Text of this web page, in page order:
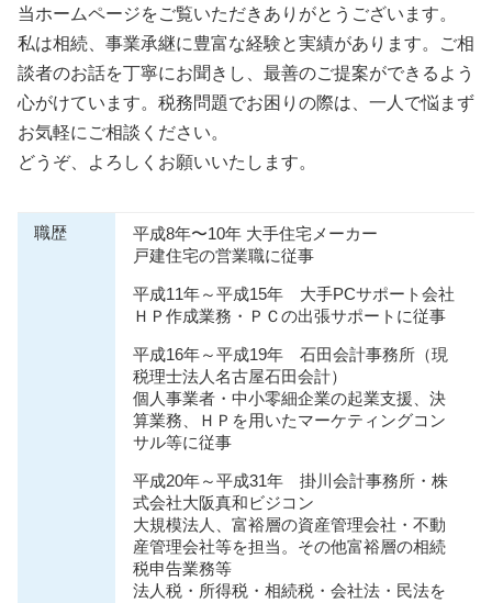
当ホームページをご覧いただきありがとうございます。
私は相続、事業承継に豊富な経験と実績があります。ご相
談者のお話を丁寧にお聞きし、最善のご提案ができるよう
心がけています。税務問題でお困りの際は、一人で悩まず
お気軽にご相談ください。
どうぞ、よろしくお願いいたします。
職歴
平成8年〜10年 大手住宅メーカー
戸建住宅の営業職に従事
平成11年～平成15年 大手PCサポート会社
ＨＰ作成業務・ＰＣの出張サポートに従事
平成16年～平成19年 石田会計事務所（現
税理士法人名古屋石田会計）
個人事業者・中小零細企業の起業支援、決
算業務、ＨＰを用いたマーケティングコン
サル等に従事
平成20年～平成31年 掛川会計事務所・株
式会社大阪真和ビジコン
大規模法人、富裕層の資産管理会社・不動
産管理会社等を担当。その他富裕層の相続
税申告業務等
法人税・所得税・相続税・会社法・⺠法を